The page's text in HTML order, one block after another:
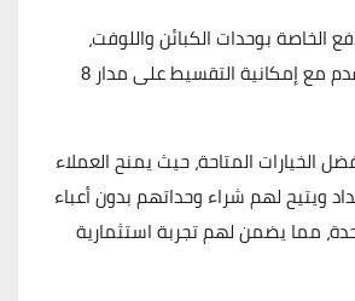
الخاصة بوحداتالكبائن واللوفت،
مع إمكانية التقسيط على مدار 8
الخيارات المتاحة، حيث يمنح العملاء
ويتيح لهم شراء وحداتهم بدون أعباء
مما يضمن لهم تجربة استثمارية